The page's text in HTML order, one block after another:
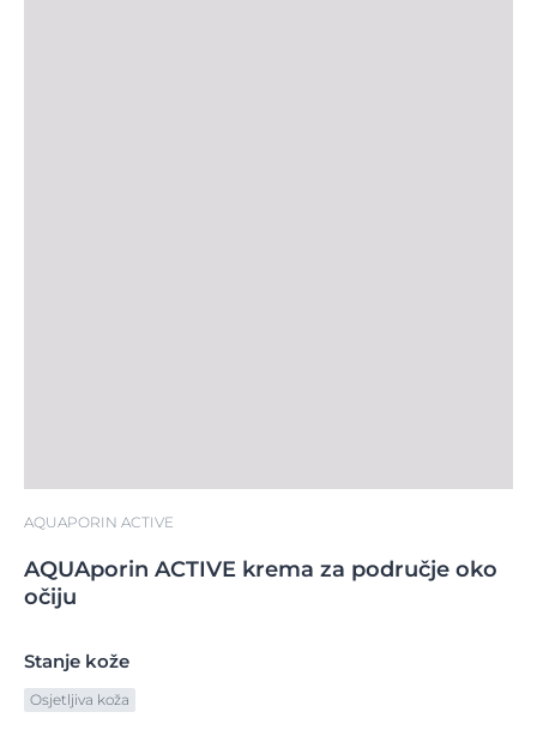
AQUAPORIN ACTIVE
AQUAporin ACTIVE krema za područje oko
očiju
Stanje kože
Osjetljiva koža